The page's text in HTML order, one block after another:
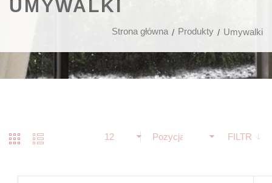
UMYWALKI
Strona główna Produkty Umywalki
Pozycja FILTR
12